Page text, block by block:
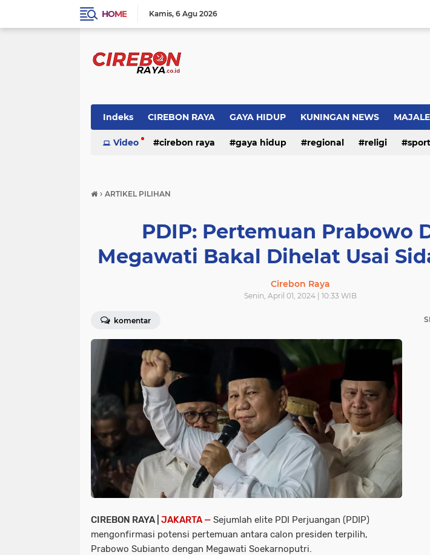
HOME Kamis 6 Agu 2026
Indeks CIREBON RAYA GAYA HIDUP KUNINGAN NEWS
Video cirebon raya gaya hidup regional religi sport
› ARTIKEL PILIHAN
PDIP: Pertemuan Prabowo
Megawati Bakal Dihelat Usai
Cirebon Raya
Senin, April 01, 2024 | 10:33 WIB
komentar
CIREBON RAYA | JAKARTA — Sejumlah elite PDI Perjuangan (PDIP)
mengonfirmasi potensi pertemuan antara calon presiden terpilih,
Prabowo Subianto dengan Megawati Soekarnoputri.